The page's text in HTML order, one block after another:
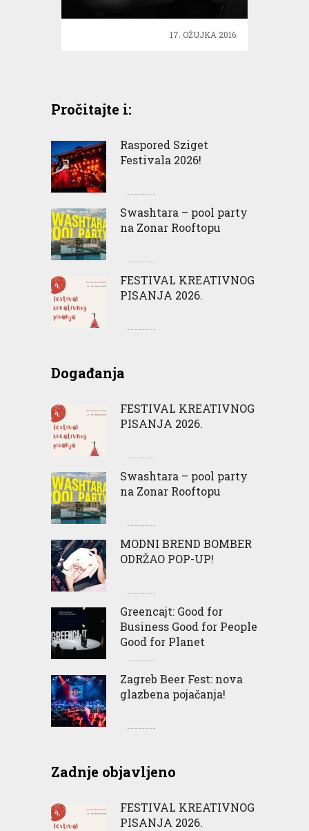
17. OŽUJKA 2016.
Pročitajte i:
Raspored Sziget
Festivala 2026!
Swashtara – pool party
na Zonar Rooftopu
FESTIVAL KREATIVNOG
PISANJA 2026.
Događanja
FESTIVAL KREATIVNOG
PISANJA 2026.
Swashtara – pool party
na Zonar Rooftopu
MODNI BREND BOMBER
ODRŽAO POP-UP!
Greencajt: Good for
Business Good for People
Good for Planet
Zagreb Beer Fest: nova
glazbena pojačanja!
Zadnje objavljeno
FESTIVAL KREATIVNOG
PISANJA 2026.